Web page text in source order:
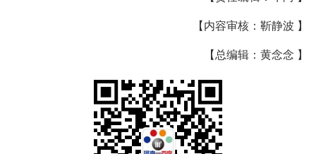
【内容审核：靳静波 】
【总编辑：黄念念 】